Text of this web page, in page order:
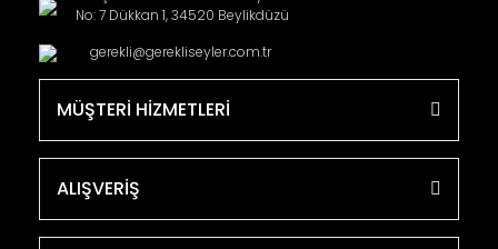
No: 7 Dükkan 1, 34520 Beylikdüzü
gerekli@gerekliseyler.com.tr
MÜŞTERİ HİZMETLERİ
ALIŞVERİŞ